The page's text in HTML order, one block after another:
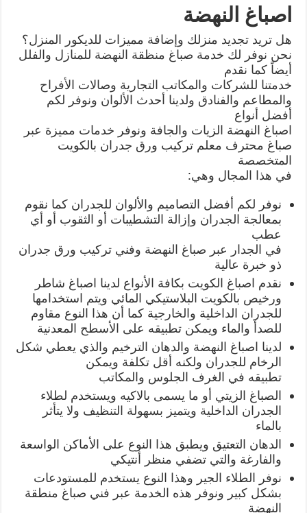
اصباغ النهضة
هل تريد تجديد منزلك وإضافة مميزات للديكور المنزل؟
نحن نوفر لك خدمة صباغ منظقة النهضة للمنازل والفلل
أيضاً كما نقدم
خدمتنا للشركات والمكاتب التجارية وصالات الأفراح
والمطاعم والفنادق ولدينا أحدث الألوان ونوفر لكم
أفضل أنواع
اصباغ النهضة الزيات والجافة ونوفر خدمات مميزة عبر
صباغ محترف معلم تركيب ورق جدران بالكويت
المتخصصة
في هذا المجال وهي:
نوفر لكم أفضل التصاميم والألوان للجدران كما نقوم
بمعالجة الجدران وإزالة التشطيبات أو الثقوب أو أي
عطب
في الجدار عبر صباغ النهضة وفني تركيب ورق جدران
ذو خبرة عالية
نقدم اصباغ الكويت بكافة الأنواع لدينا اصباغ شاطر
ورخيص بالكويت البلاستيكي المائي ويتم استخدامها
للجدران الداخلية والخارجية كما أن هذا النوع مقاوم
للصدأ والماء ويمكن تطبيقه على الأسطح المعدنية
لدينا اصباغ النهضة والدهان الترخيم والذي يعطي شكل
الرخام للجدران ولكنه أقل تكلفة ويمكن
تطبيقه في الغرف الجلوس والمكاتب
الصباغ الزيتي أو ما يسمى بالاكيه ويستخدم لطلاء
الجدران الداخلية ويتميز بسهولة التنظيف ولا يتأثر
بالماء
الدهان التعتيق ويطبق هذا النوع على الأماكن الواسعة
والفارغة والتي تضفي منظر أنتيكي
نوفر الطلاء الجير وهذا النوع يستخدم للمستودعات
بشكل كبير ونوفر هذه الخدمة عبر فني صباغ منطقة
النهضة